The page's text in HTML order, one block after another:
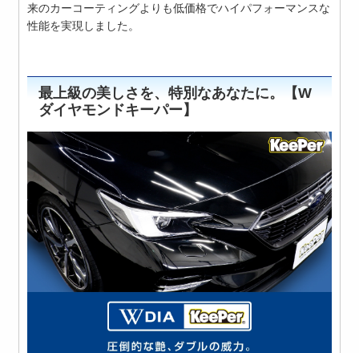
来のカーコーティングよりも低価格でハイパフォーマンスな
性能を実現しました。
最上級の美しさを、特別なあなたに。【W
ダイヤモンドキーパー】